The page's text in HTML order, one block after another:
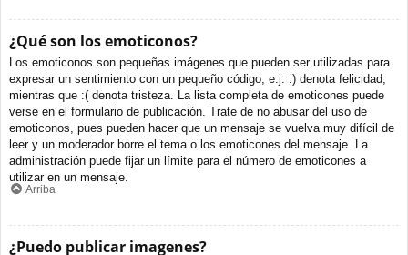
¿Qué son los emoticonos?
Los emoticonos son pequeñas imágenes que pueden ser utilizadas para
expresar un sentimiento con un pequeño código, e.j. :) denota felicidad,
mientras que :( denota tristeza. La lista completa de emoticones puede
verse en el formulario de publicación. Trate de no abusar del uso de
emoticonos, pues pueden hacer que un mensaje se vuelva muy difícil de
leer y un moderador borre el tema o los emoticones del mensaje. La
administración puede fijar un límite para el número de emoticones a
utilizar en un mensaje.
Arriba
¿Puedo publicar imagenes?